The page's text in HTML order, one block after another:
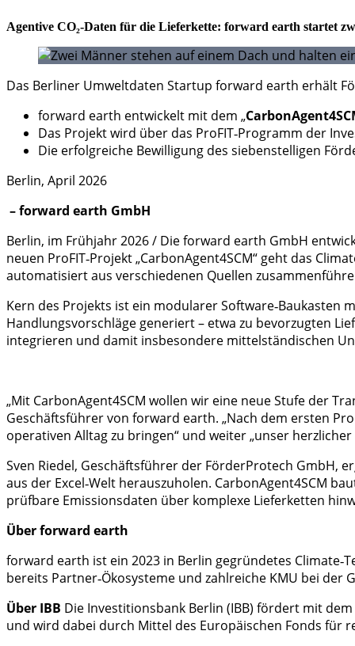
Agentive CO₂‑Daten für die Lieferkette: forward earth startet
Das Berliner Umweltdaten Startup forward earth erhält
forward earth entwickelt mit dem „
Das Projekt wird über das ProFIT‑Programm der
Die erfolgreiche Bewilligung des siebenstelligen
Berlin, April 2026
– forward earth GmbH
Berlin, im Frühjahr 2026 / Die forward earth GmbH
neuen ProFIT‑Projekt „CarbonAgent4SCM“ geht das
automatisiert aus verschiedenen Quellen
Kern des Projekts ist ein modularer Software‑Baukasten
Handlungsvorschläge generiert – etwa zu bevorzugten
integrieren und damit insbesondere mittelständischen
„Mit CarbonAgent4SCM wollen wir eine neue Stufe der
Geschäftsführer von forward earth. „Nach dem ersten
operativen Alltag zu bringen“ und weiter „unser
Sven Riedel, Geschäftsführer der FörderProtech GmbH,
aus der Excel‑Welt herauszuholen. CarbonAgent4SCM
prüfbare Emissionsdaten über komplexe Lieferketten
Über forward earth
forward earth ist ein 2023 in Berlin gegründetes
bereits Partner‑Ökosysteme und zahlreiche KMU bei
Über IBB Die Investitionsbank Berlin (IBB) fördert mit
und wird dabei durch Mittel des Europäischen Fonds für